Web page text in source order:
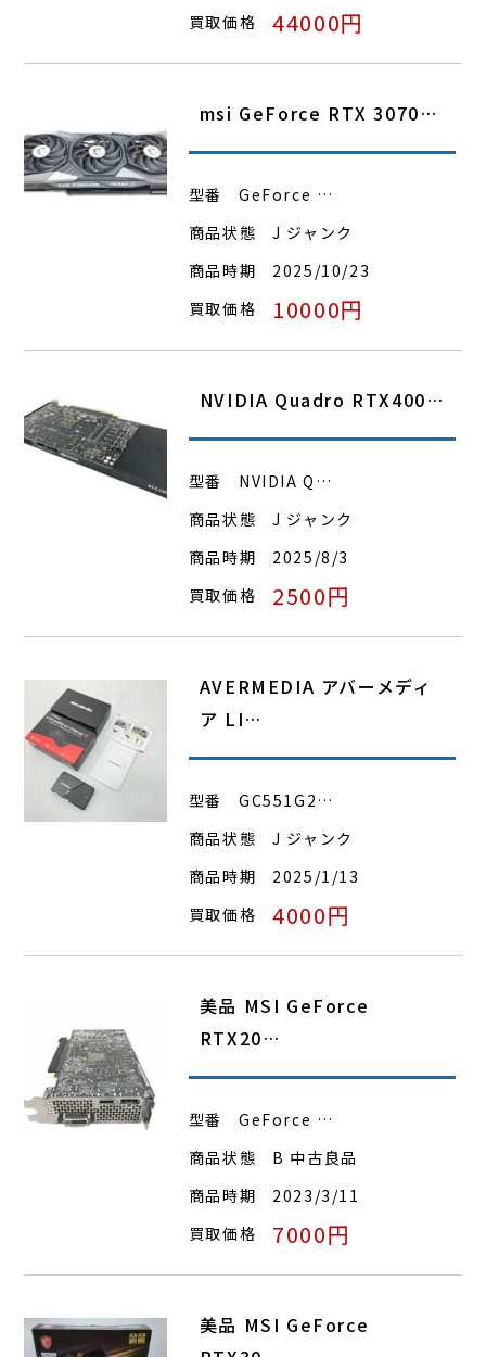
買取価格
44000円
msi GeForce RTX 3070…
型番
GeForce …
商品状態
J ジャンク
商品時期
2025/10/23
買取価格
10000円
NVIDIA Quadro RTX400…
型番
NVIDIA Q…
商品状態
J ジャンク
商品時期
2025/8/3
買取価格
2500円
AVERMEDIA アバーメディ
ア LI…
型番
GC551G2…
商品状態
J ジャンク
商品時期
2025/1/13
買取価格
4000円
美品 MSI GeForce
RTX20…
型番
GeForce …
商品状態
B 中古良品
商品時期
2023/3/11
買取価格
7000円
美品 MSI GeForce